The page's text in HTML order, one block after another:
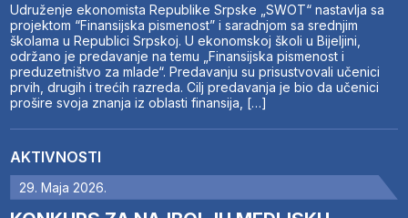
Udruženje ekonomista Republike Srpske „SWOT“ nastavlja sa
projektom “Finansijska pismenost” i saradnjom sa srednjim
školama u Republici Srpskoj. U ekonomskoj školi u Bijeljini,
održano je predavanje na temu „Finansijska pismenost i
preduzetništvo za mlade“. Predavanju su prisustvovali učenici
prvih, drugih i trećih razreda. Cilj predavanja je bio da učenici
prošire svoja znanja iz oblasti finansija, […]
AKTIVNOSTI
29. Maja 2026.